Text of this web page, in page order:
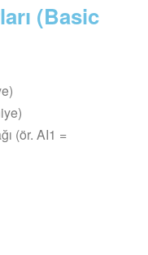
(Basic
(ör. AI1 =